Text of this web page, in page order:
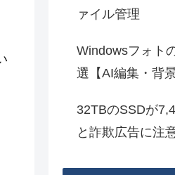
ァイル管理
Windowsフォト
選【AI編集・背
32TBのSSDが
と詐欺広告に注